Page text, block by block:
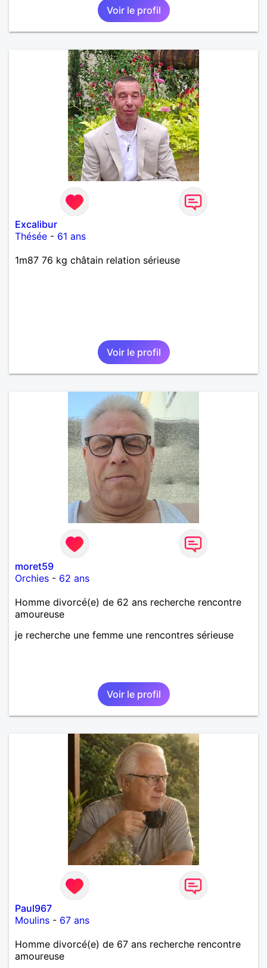
Voir le profil
Excalibur
Thésée - 61 ans
1m87 76 kg châtain relation sérieuse
Voir le profil
moret59
Orchies - 62 ans
Homme divorcé(e) de 62 ans recherche rencontre
amoureuse
je recherche une femme une rencontres sérieuse
Voir le profil
Paul967
Moulins - 67 ans
Homme divorcé(e) de 67 ans recherche rencontre
amoureuse